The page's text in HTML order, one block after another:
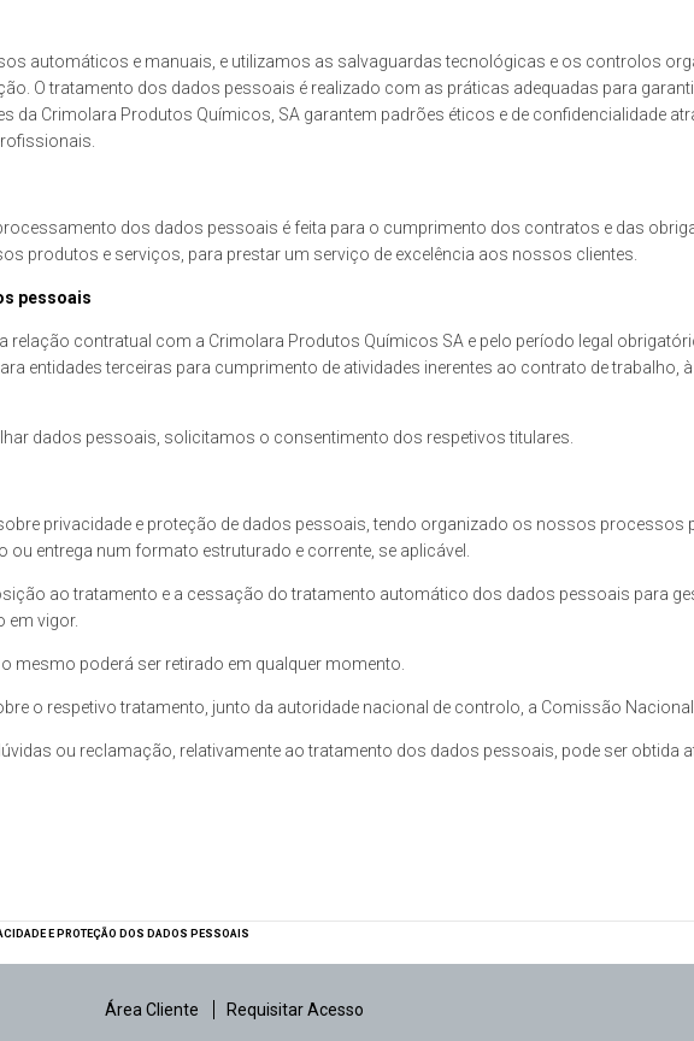
automáticos e manuais, e utilizamos as salvaguardas tecnológicas e os controlos
O tratamento dos dados pessoais é realizado com as práticas adequadas para
da Crimolara Produtos Químicos, SA garantem padrões éticos e de confidencialidade
dos dados pessoais é feita para o cumprimento dos contratos e das
produtos e serviços, para prestar um serviço de excelência aos nossos clientes.
pessoais
contratual com a Crimolara Produtos Químicos SA e pelo período legal
entidades terceiras para cumprimento de atividades inerentes ao contrato de
dados pessoais, solicitamos o consentimento dos respetivos titulares.
privacidade e proteção de dados pessoais, tendo organizado os nossos processos
entrega num formato estruturado e corrente, se aplicável.
ao tratamento e a cessação do tratamento automático dos dados pessoais para
em vigor.
mesmo poderá ser retirado em qualquer momento.
o respetivo tratamento, junto da autoridade nacional de controlo, a Comissão
ou reclamação, relativamente ao tratamento dos dados pessoais, pode ser obtida
E PROTEÇÃO DOS DADOS PESSOAIS
Área Cliente Requisitar Acesso